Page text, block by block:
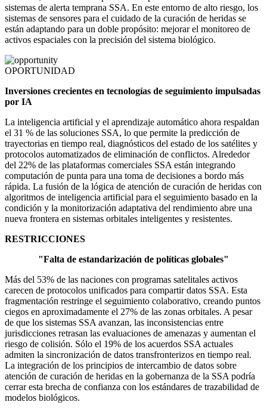
sistemas de alerta temprana SSA. En este entorno de alto riesgo, los
sistemas de sensores para el cuidado de la curación de heridas se
están adaptando para un doble propósito: mejorar el monitoreo de
activos espaciales con la precisión del sistema biológico.
OPORTUNIDAD
Inversiones crecientes en tecnologías de seguimiento impulsadas
por IA
La inteligencia artificial y el aprendizaje automático ahora respaldan
el 31 % de las soluciones SSA, lo que permite la predicción de
trayectorias en tiempo real, diagnósticos del estado de los satélites y
protocolos automatizados de eliminación de conflictos. Alrededor
del 22% de las plataformas comerciales SSA están integrando
computación de punta para una toma de decisiones a bordo más
rápida. La fusión de la lógica de atención de curación de heridas con
algoritmos de inteligencia artificial para el seguimiento basado en la
condición y la monitorización adaptativa del rendimiento abre una
nueva frontera en sistemas orbitales inteligentes y resistentes.
RESTRICCIONES
"Falta de estandarización de políticas globales"
Más del 53% de las naciones con programas satelitales activos
carecen de protocolos unificados para compartir datos SSA. Esta
fragmentación restringe el seguimiento colaborativo, creando puntos
ciegos en aproximadamente el 27% de las zonas orbitales. A pesar
de que los sistemas SSA avanzan, las inconsistencias entre
jurisdicciones retrasan las evaluaciones de amenazas y aumentan el
riesgo de colisión. Sólo el 19% de los acuerdos SSA actuales
admiten la sincronización de datos transfronterizos en tiempo real.
La integración de los principios de intercambio de datos sobre
atención de curación de heridas en la gobernanza de la SSA podría
cerrar esta brecha de confianza con los estándares de trazabilidad de
modelos biológicos.